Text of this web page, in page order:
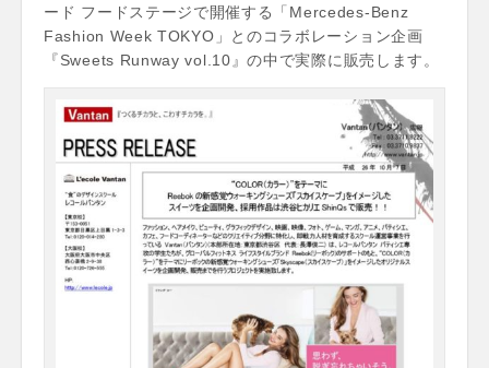
ード フードステージで開催する「Mercedes-Benz
Fashion Week TOKYO」とのコラボレーション企画
『Sweets Runway vol.10』の中で実際に販売します。